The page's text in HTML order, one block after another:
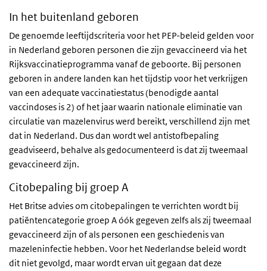
In het buitenland geboren
De genoemde leeftijdscriteria voor het PEP-beleid gelden voor
in Nederland geboren personen die zijn gevaccineerd via het
Rijksvaccinatieprogramma vanaf de geboorte. Bij personen
geboren in andere landen kan het tijdstip voor het verkrijgen
van een adequate vaccinatiestatus (benodigde aantal
vaccindoses is 2) of het jaar waarin nationale eliminatie van
circulatie van mazelenvirus werd bereikt, verschillend zijn met
dat in Nederland. Dus dan wordt wel antistofbepaling
geadviseerd, behalve als gedocumenteerd is dat zij tweemaal
gevaccineerd zijn.
Citobepaling bij groep A
Het Britse advies om citobepalingen te verrichten wordt bij
patiëntencategorie groep A óók gegeven zelfs als zij tweemaal
gevaccineerd zijn of als personen een geschiedenis van
mazeleninfectie hebben. Voor het Nederlandse beleid wordt
dit niet gevolgd, maar wordt ervan uit gegaan dat deze